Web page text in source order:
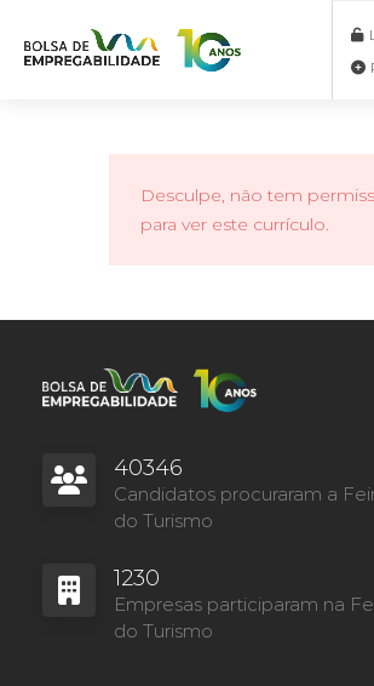
Desculpe, não tem
para ver este currículo.
40346
Candidatos procuraram a
do Turismo
1230
Empresas participaram na
do Turismo